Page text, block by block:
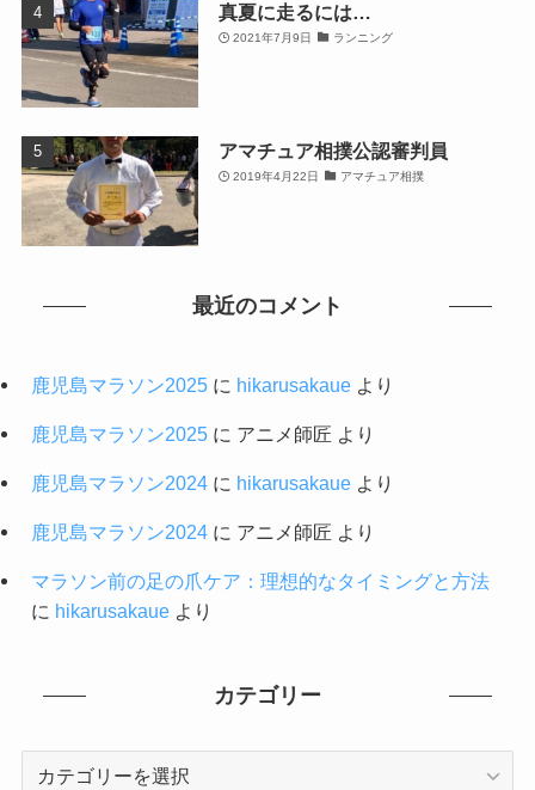
真夏に走るには…
2021年7月9日 ランニング
アマチュア相撲公認審判員
2019年4月22日 アマチュア相撲
最近のコメント
鹿児島マラソン2025に hikarusakaueより
鹿児島マラソン2025に アニメ師匠 より
鹿児島マラソン2024に hikarusakaueより
鹿児島マラソン2024に アニメ師匠 より
マラソン前の足の爪ケア：理想的なタイミングと方法
に hikarusakaueより
カテゴリー